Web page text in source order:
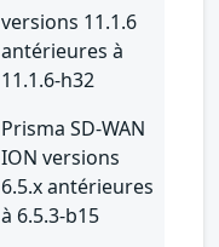
versions 11.1.6
antérieures à
11.1.6-h32
Prisma SD-WAN
ION versions
6.5.x antérieures
à 6.5.3-b15